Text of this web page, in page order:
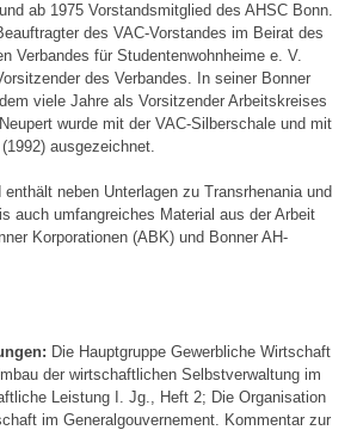
ab 1975 Vorstandsmitglied des AHSC Bonn.
des VAC-Vorstandes im Beirat des
Verbandes für Studentenwohnheime e. V.
des Verbandes. In seiner Bonner
viele Jahre als Vorsitzender Arbeitskreises
wurde mit der VAC-Silberschale und mit
ausgezeichnet.
enthält neben Unterlagen zu Transrhenania und
auch umfangreiches Material aus der Arbeit
Korporationen (ABK) und Bonner AH-
Die Hauptgruppe Gewerbliche Wirtschaft
der wirtschaftlichen Selbstverwaltung im
Leistung I. Jg., Heft 2; Die Organisation
im Generalgouvernement. Kommentar zur